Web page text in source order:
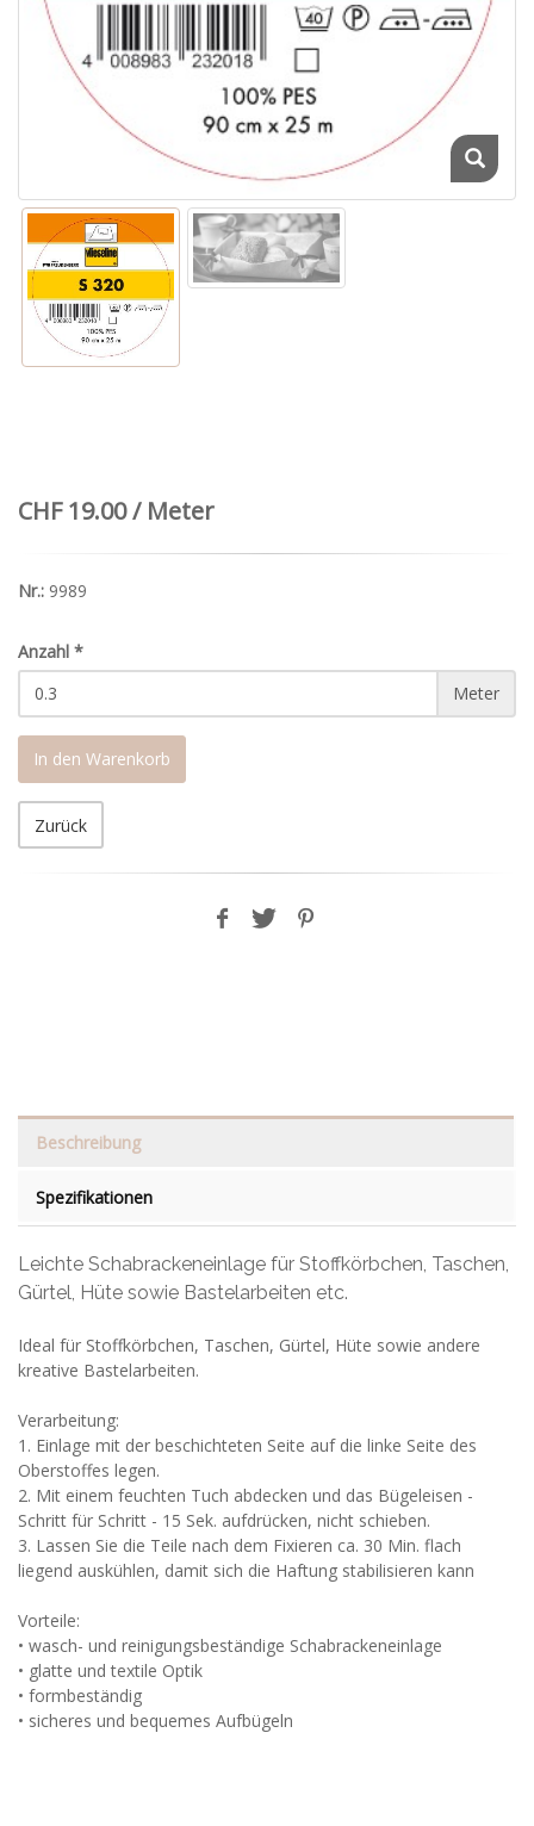
CHF 19.00 / Meter
Nr.: 9989
Anzahl *
Meter
In den Warenkorb
Zurück
Beschreibung
Spezifikationen
Leichte Schabrackeneinlage für Stoffkörbchen, Taschen,
Gürtel, Hüte sowie Bastelarbeiten etc.
Ideal für Stoffkörbchen, Taschen, Gürtel, Hüte sowie andere
kreative Bastelarbeiten.
Verarbeitung:
1. Einlage mit der beschichteten Seite auf die linke Seite des
Oberstoffes legen.
2. Mit einem feuchten Tuch abdecken und das Bügeleisen -
Schritt für Schritt - 15 Sek. aufdrücken, nicht schieben.
3. Lassen Sie die Teile nach dem Fixieren ca. 30 Min. flach
liegend auskühlen, damit sich die Haftung stabilisieren kann
Vorteile:
• wasch- und reinigungsbeständige Schabrackeneinlage
• glatte und textile Optik
• formbeständig
• sicheres und bequemes Aufbügeln